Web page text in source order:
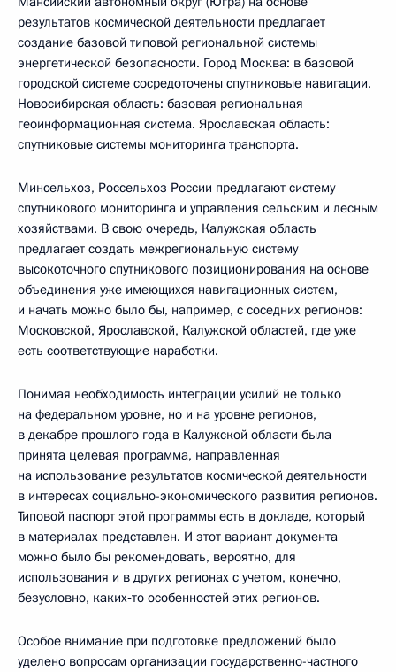
результатов космической деятельности предлагает
создание базовой типовой региональной системы
энергетической безопасности. Город Москва: в базовой
городской системе сосредоточены спутниковые навигации.
Новосибирская область: базовая региональная
геоинформационная система. Ярославская область:
спутниковые системы мониторинга транспорта.
Минсельхоз, Россельхоз России предлагают систему
спутникового мониторинга и управления сельским и лесным
хозяйствами. В свою очередь, Калужская область
предлагает создать межрегиональную систему
высокоточного спутникового позиционирования на основе
объединения уже имеющихся навигационных систем,
и начать можно было бы, например, с соседних регионов:
Московской, Ярославской, Калужской областей, где уже
есть соответствующие наработки.
Понимая необходимость интеграции усилий не только
на федеральном уровне, но и на уровне регионов,
в декабре прошлого года в Калужской области была
принята целевая программа, направленная
на использование результатов космической деятельности
в интересах социально-экономического развития регионов.
Типовой паспорт этой программы есть в докладе, который
в материалах представлен. И этот вариант документа
можно было бы рекомендовать, вероятно, для
использования и в других регионах с учетом, конечно,
безусловно, каких‑то особенностей этих регионов.
Особое внимание при подготовке предложений было
уделено вопросам организации государственно-частного